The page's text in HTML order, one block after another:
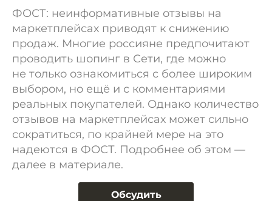
ФОСТ: неинформативные отзывы на
маркетплейсах приводят к снижению
продаж. Многие россияне предпочитают
проводить шопинг в Сети, где можно
не только ознакомиться с более широким
выбором, но ещё и с комментариями
реальных покупателей. Однако количество
отзывов на маркетплейсах может сильно
сократиться, по крайней мере на это
надеются в ФОСТ. Подробнее об этом —
далее в материале.
Обсудить